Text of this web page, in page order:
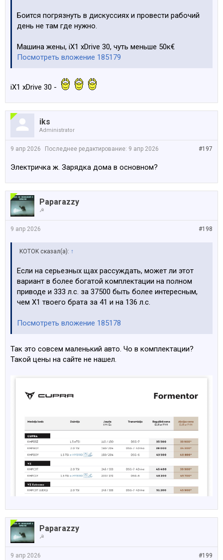
Боится погрязнуть в дискуссиях и провести рабочий
день не там где нужно.
Машина жены, iX1 xDrive 30, чуть меньше 50к€
Посмотреть вложение 185179
iX1 xDrive 30 -
iks
Administrator
#197
9 апр 2026 Последнее редактирование: 9 апр 2026
Электричка ж. Зарядка дома в основном?
Paparazzy
☭
#198
9 апр 2026
KOTOK сказал(а): ↑
Если на серьезных щах рассуждать, может ли этот
вариант в более богатой комплектации на полном
приводе и 333 л.с. за 37500 быть более интересным,
чем Х1 твоего брата за 41 и на 136 л.с.
Посмотреть вложение 185178
Так это совсем маленький авто. Чо в комплектации?
Такой цены на сайте не нашел.
Paparazzy
☭
#199
9 апр 2026